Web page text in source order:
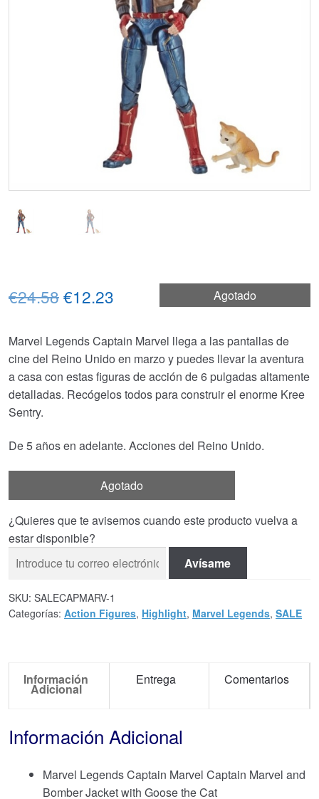
Agotado
€24.58El
original
era:
€24.58.
€12.23
actual
es:
€12.23.
Marvel Legends Captain Marvel llega a las pantallas de
cine del Reino Unido en marzo y puedes llevar la aventura
a casa con estas figuras de acción de 6 pulgadas altamente
detalladas. Recógelos todos para construir el enorme Kree
Sentry.
De 5 años en adelante. Acciones del Reino Unido.
Agotado
¿Quieres que te avisemos cuando este producto vuelva a
estar disponible?
Avísame
SKU: SALECAPMARV-1
Categorías: Action Figures, Highlight, Marvel Legends, SALE
Información
Adicional
Entrega Comentarios
Información Adicional
Marvel Legends Captain Marvel Captain Marvel and
Bomber Jacket with Goose the Cat